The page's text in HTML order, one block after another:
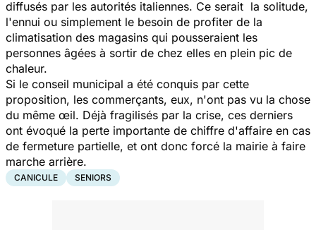
diffusés par les autorités italiennes. Ce serait la solitude,
l'ennui ou simplement le besoin de profiter de la
climatisation des magasins qui pousseraient les
personnes âgées à sortir de chez elles en plein pic de
chaleur.
Si le conseil municipal a été conquis par cette
proposition, les commerçants, eux, n'ont pas vu la chose
du même œil. Déjà fragilisés par la crise, ces derniers
ont évoqué la perte importante de chiffre d'affaire en cas
de fermeture partielle, et ont donc forcé la mairie à faire
marche arrière.
CANICULE SENIORS